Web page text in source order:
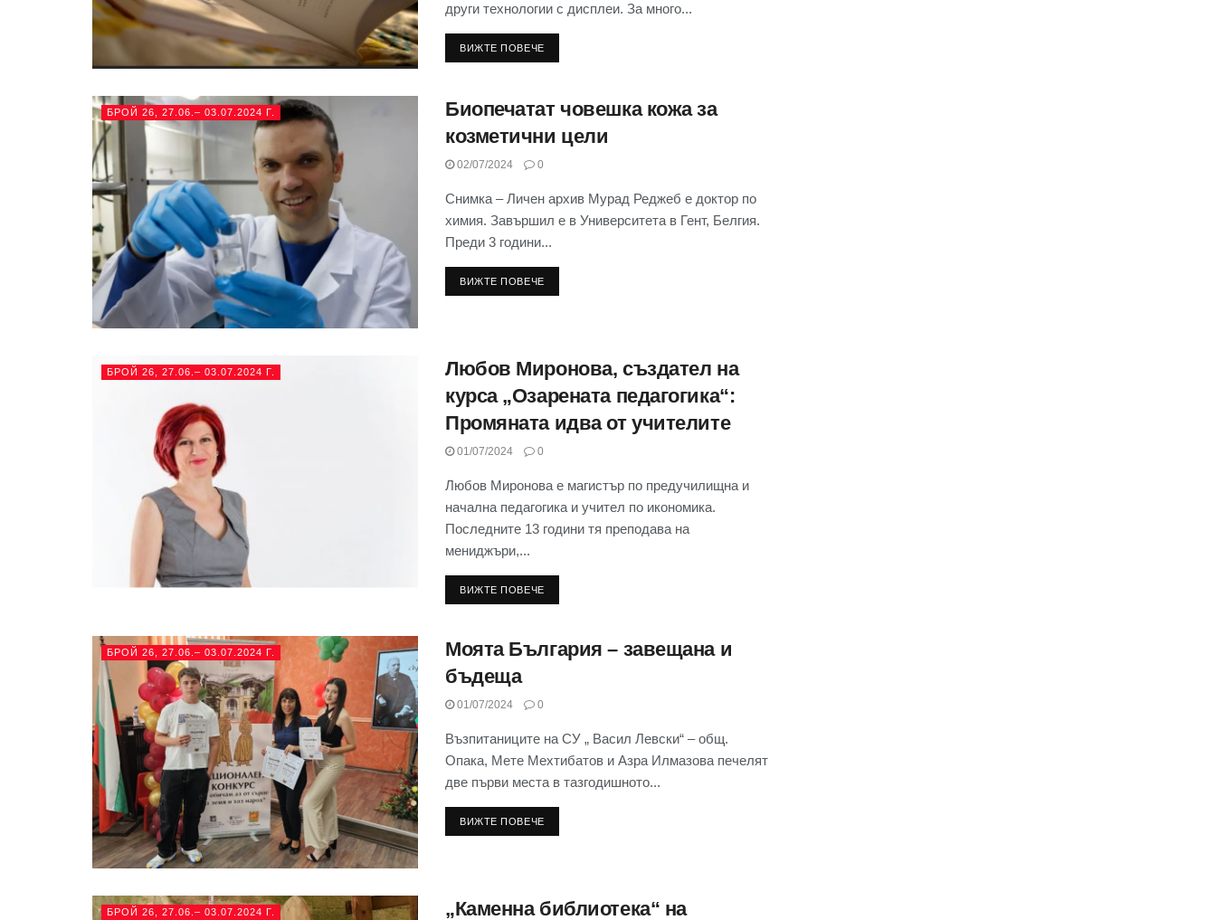
други технологии с дисплеи. За много...
ВИЖТЕ ПОВЕЧЕ
БРОЙ 26, 27.06.– 03.07.2024 Г.
Биопечатат човешка кожа за
козметични цели
02/07/2024 0
Снимка – Личен архив Мурад Реджеб е доктор по
химия. Завършил е в Университета в Гент, Белгия.
Преди 3 години...
ВИЖТЕ ПОВЕЧЕ
БРОЙ 26, 27.06.– 03.07.2024 Г.
Любов Миронова, създател на
курса „Озарената педагогика“:
Промяната идва от учителите
01/07/2024 0
Любов Миронова е магистър по предучилищна и
начална педагогика и учител по икономика.
Последните 13 години тя преподава на
мениджъри,...
ВИЖТЕ ПОВЕЧЕ
БРОЙ 26, 27.06.– 03.07.2024 Г.
Моята България – завещана и
бъдеща
01/07/2024 0
Възпитаниците на СУ „ Васил Левски“ – общ.
Опака, Мете Мехтибатов и Азра Илмазова печелят
две първи места в тазгодишното...
ВИЖТЕ ПОВЕЧЕ
БРОЙ 26, 27.06.– 03.07.2024 Г.
„Каменна библиотека“ на